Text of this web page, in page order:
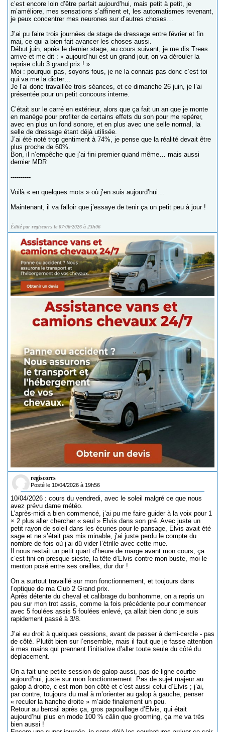
c’est encore loin d’être parfait aujourd’hui, mais petit à petit, je
m’améliore, mes sensations s’affinent et, les automatismes revenant,
je peux concentrer mes neurones sur d’autres choses…
J’ai pu faire trois journées de stage de dressage entre février et fin
mai, ce qui a bien fait avancer les choses aussi.
Début juin, après le dernier stage, au cours suivant, je me dis Trees
arrive et me dit : « aujourd’hui est un grand jour, on va dérouler la
reprise club 3 grand prix ! »
Moi : pourquoi pas, soyons fous, je ne la connais pas donc c’est toi
qui va me la dicter…
Je l’ai donc travaillée trois séances, et ce dimanche 26 juin, je l’ai
présentée pour un petit concours interne.
C’était sur le carré en extérieur, alors que ça fait un an que je monte
en manège pour profiter de certains effets du son pour me repérer,
avec en plus un fond sonore, et en plus avec une selle normal, la
selle de dressage étant déjà utilisée.
J’ai été noté trop gentiment à 74%, je pense que la réalité devait être
plus proche de 60%.
Bon, il n’empêche que j’ai fini premier quand même… mais aussi
dernier MDR
----------
Voilà « en quelques mots » où j’en suis aujourd’hui…
Maintenant, il va falloir que j’essaye de tenir ça un petit peu à jour !
Édité par regiscorrs le 07-06-2026 à 23h06
regiscorrs
Posté le 10/04/2026 à 19h56
10/04/2026 : cours du vendredi, avec le soleil malgré ce que nous
avez prévu dame météo.
L’après-midi a bien commencé, j’ai pu me faire guider à la voix pour 1
× 2 plus aller chercher « seul » Elvis dans son pré. Avec juste un
petit rayon de soleil dans les écuries pour le pansage, Elvis avait été
sage et ne s’était pas mis minable, j’ai juste perdu le compte du
nombre de fois où j’ai dû vider l’étrille avec cette mue.
Il nous restait un petit quart d’heure de marge avant mon cours, ça
c’est fini en presque sieste, la tête d’Elvis contre mon buste, moi le
menton posé entre ses oreilles, dur dur !
On a surtout travaillé sur mon fonctionnement, et toujours dans
l’optique de ma Club 2 Grand prix.
Après détente du cheval et calibrage du bonhomme, on a repris un
peu sur mon trot assis, comme la fois précédente pour commencer
avec 5 foulées assis 5 foulées enlevé, ça allait bien donc je suis
rapidement passé à 3/8.
J’ai eu droit à quelques cessions, avant de passer à demi-cercle - pas
de côté. Plutôt bien sur l’ensemble, mais il faut que je fasse attention
à mes mains qui prennent l’initiative d’aller toute seule du côté du
déplacement.
On a fait une petite session de galop aussi, pas de ligne courbe
aujourd’hui, juste sur mon fonctionnement. Pas de sujet majeur au
galop à droite, c’est mon bon côté et c’est aussi celui d’Elvis ; j’ai,
par contre, toujours du mal à m’orienter au galop à gauche, penser
« reculer la hanche droite » m’aide finalement un peu.
Retour au bercail après ça, gros papouillage d’Elvis, qui était
aujourd’hui plus en mode 100 % câlin que grooming, ça me va très
bien aussi !